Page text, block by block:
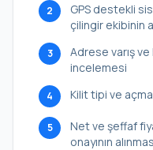
2
GPS destekli
çilingir ekibinin
3
Adrese varış
incelemesi
4 Kilit tipi ve
5
Net ve şeffaf
onayının